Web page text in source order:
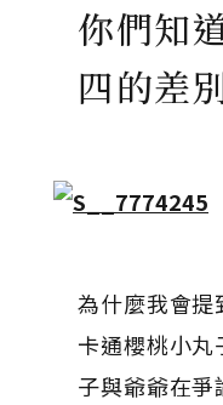
你們知
四的差
為什麼我會提
卡通櫻桃小
子與爺爺在